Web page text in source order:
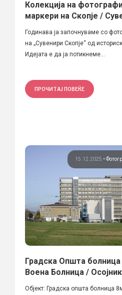
Колекција на
маркери на Скопје /
Годинава ја започнуваме со
на „Сувенири Скопје“ од
Идејата е да ја потикнеме...
ПРОЧИТАЈ ПОВЕЌЕ
15.12.2025 •
Градска Општа
Воена Болница /
Објект: Градска општа болница